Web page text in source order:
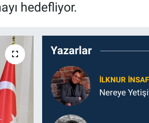
hedefliyor.
Yazarlar
İLKNUR
Nereye